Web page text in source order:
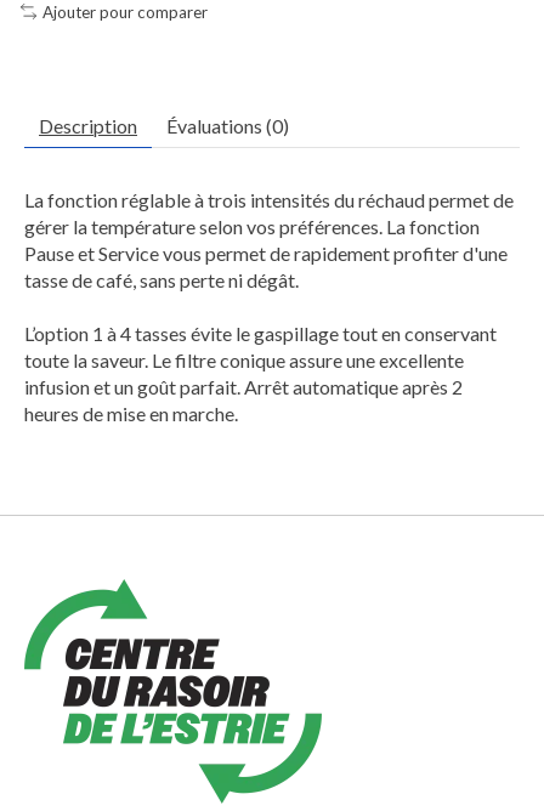
Ajouter pour comparer
Description Évaluations (0)
La fonction réglable à trois intensités du réchaud permet de
gérer la température selon vos préférences. La fonction
Pause et Service vous permet de rapidement profiter d'une
tasse de café, sans perte ni dégât.
L’option 1 à 4 tasses évite le gaspillage tout en conservant
toute la saveur. Le filtre conique assure une excellente
infusion et un goût parfait. Arrêt automatique après 2
heures de mise en marche.